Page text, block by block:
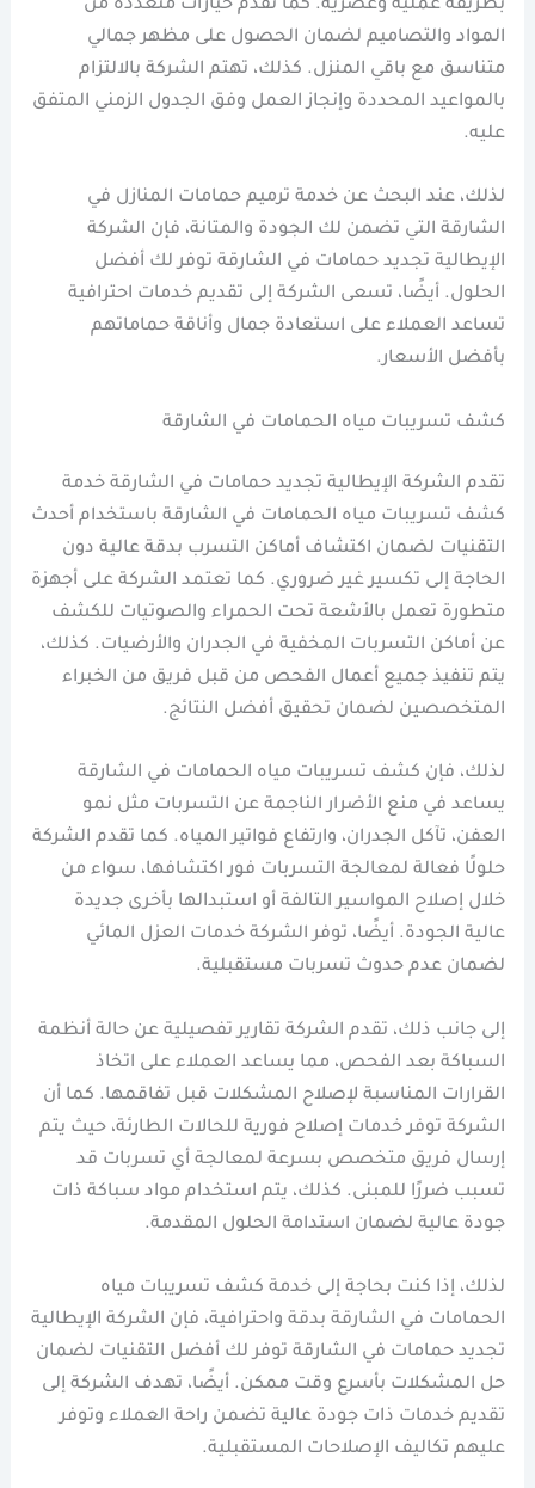
بطريقة عملية وعصرية. كما تقدم خيارات متعددة من
المواد والتصاميم لضمان الحصول على مظهر جمالي
متناسق مع باقي المنزل. كذلك، تهتم الشركة بالالتزام
بالمواعيد المحددة وإنجاز العمل وفق الجدول الزمني المتفق
عليه.
لذلك، عند البحث عن خدمة ترميم حمامات المنازل في
الشارقة التي تضمن لك الجودة والمتانة، فإن الشركة
الإيطالية تجديد حمامات في الشارقة توفر لك أفضل
الحلول. أيضًا، تسعى الشركة إلى تقديم خدمات احترافية
تساعد العملاء على استعادة جمال وأناقة حماماتهم
بأفضل الأسعار.
كشف تسريبات مياه الحمامات في الشارقة
تقدم الشركة الإيطالية تجديد حمامات في الشارقة خدمة
كشف تسريبات مياه الحمامات في الشارقة باستخدام أحدث
التقنيات لضمان اكتشاف أماكن التسرب بدقة عالية دون
الحاجة إلى تكسير غير ضروري. كما تعتمد الشركة على أجهزة
متطورة تعمل بالأشعة تحت الحمراء والصوتيات للكشف
عن أماكن التسربات المخفية في الجدران والأرضيات. كذلك،
يتم تنفيذ جميع أعمال الفحص من قبل فريق من الخبراء
المتخصصين لضمان تحقيق أفضل النتائج.
لذلك، فإن كشف تسريبات مياه الحمامات في الشارقة
يساعد في منع الأضرار الناجمة عن التسربات مثل نمو
العفن، تآكل الجدران، وارتفاع فواتير المياه. كما تقدم الشركة
حلولًا فعالة لمعالجة التسربات فور اكتشافها، سواء من
خلال إصلاح المواسير التالفة أو استبدالها بأخرى جديدة
عالية الجودة. أيضًا، توفر الشركة خدمات العزل المائي
لضمان عدم حدوث تسربات مستقبلية.
إلى جانب ذلك، تقدم الشركة تقارير تفصيلية عن حالة أنظمة
السباكة بعد الفحص، مما يساعد العملاء على اتخاذ
القرارات المناسبة لإصلاح المشكلات قبل تفاقمها. كما أن
الشركة توفر خدمات إصلاح فورية للحالات الطارئة، حيث يتم
إرسال فريق متخصص بسرعة لمعالجة أي تسربات قد
تسبب ضررًا للمبنى. كذلك، يتم استخدام مواد سباكة ذات
جودة عالية لضمان استدامة الحلول المقدمة.
لذلك، إذا كنت بحاجة إلى خدمة كشف تسريبات مياه
الحمامات في الشارقة بدقة واحترافية، فإن الشركة الإيطالية
تجديد حمامات في الشارقة توفر لك أفضل التقنيات لضمان
حل المشكلات بأسرع وقت ممكن. أيضًا، تهدف الشركة إلى
تقديم خدمات ذات جودة عالية تضمن راحة العملاء وتوفر
عليهم تكاليف الإصلاحات المستقبلية.